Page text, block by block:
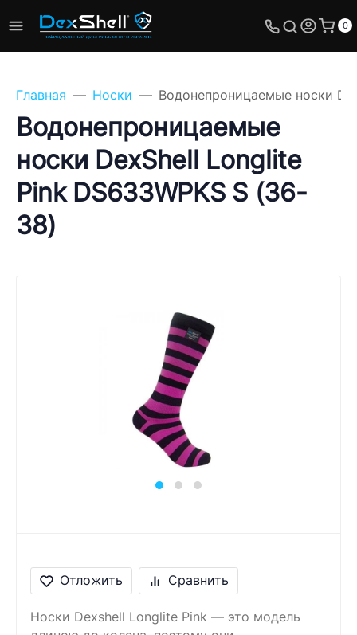
0
Главная Носки Водонепроницаемые носки
Водонепроницаемые
носки DexShell Longlite
Pink DS633WPKS S (36-
38)
Отложить Сравнить
Носки Dexshell Longlite Pink — это модель
Задайте свой вопрос,
мы обязательно